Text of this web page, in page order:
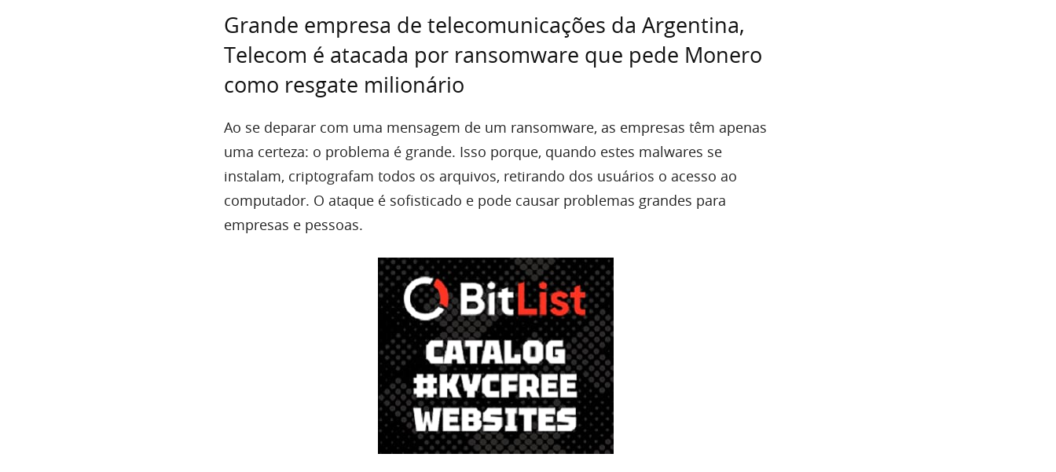
Grande empresa de telecomunicações da Argentina,
Telecom é atacada por ransomware que pede Monero
como resgate milionário
Ao se deparar com uma mensagem de um ransomware, as empresas têm apenas
uma certeza: o problema é grande. Isso porque, quando estes malwares se
instalam, criptografam todos os arquivos, retirando dos usuários o acesso ao
computador. O ataque é sofisticado e pode causar problemas grandes para
empresas e pessoas.